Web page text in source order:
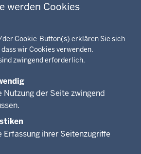
werden Cookies
Cookie-Button(s) erklären Sie sich
wir Cookies verwenden.
zwingend erforderlich.
Nutzung der Seite zwingend
Erfassung ihrer Seitenzugriffe
Planung, Verkehr
und Praktika
Arnsberg